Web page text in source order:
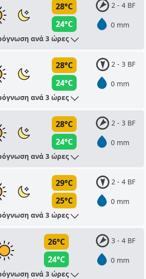
28°C
24°C
2 - 4 BF
0 mm
ανά 3 ώρες
28°C
24°C
2 - 3 BF
0 mm
ανά 3 ώρες
28°C
24°C
2 - 3 BF
0 mm
ανά 3 ώρες
29°C
25°C
2 - 4 BF
0 mm
ανά 3 ώρες
26°C
24°C
3 - 4 BF
0 mm
ανά 3 ώρες